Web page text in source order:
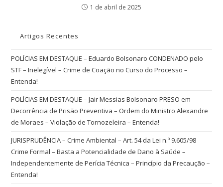
1 de abril de 2025
Artigos Recentes
POLÍCIAS EM DESTAQUE – Eduardo Bolsonaro CONDENADO pelo
STF – Inelegível – Crime de Coação no Curso do Processo –
Entenda!
POLÍCIAS EM DESTAQUE – Jair Messias Bolsonaro PRESO em
Decorrência de Prisão Preventiva – Ordem do Ministro Alexandre
de Moraes – Violação de Tornozeleira – Entenda!
JURISPRUDÊNCIA – Crime Ambiental – Art. 54 da Lei n.º 9.605/98
Crime Formal – Basta a Potencialidade de Dano à Saúde –
Independentemente de Perícia Técnica – Princípio da Precaução –
Entenda!